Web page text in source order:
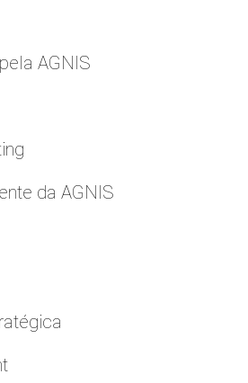
AGNIS
da AGNIS